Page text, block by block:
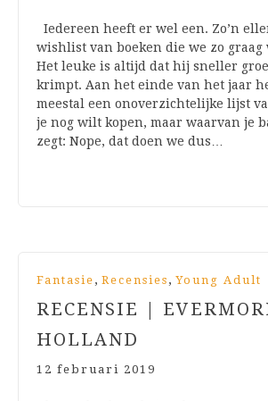
Iedereen heeft er wel een. Zo’n
wishlist van boeken die we zo
Het leuke is altijd dat hij sneller
krimpt. Aan het einde van het jaar
meestal een onoverzichtelijke lijst
je nog wilt kopen, maar waarvan je
zegt: Nope, dat doen we dus…
Fantasie , Recensies , Young Adult
RECENSIE |
HOLLAND
12 februari 2019